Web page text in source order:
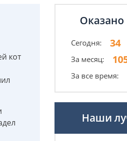
кот
Оказано
Сегодня: 34
За месяц:
За все время:
Наши